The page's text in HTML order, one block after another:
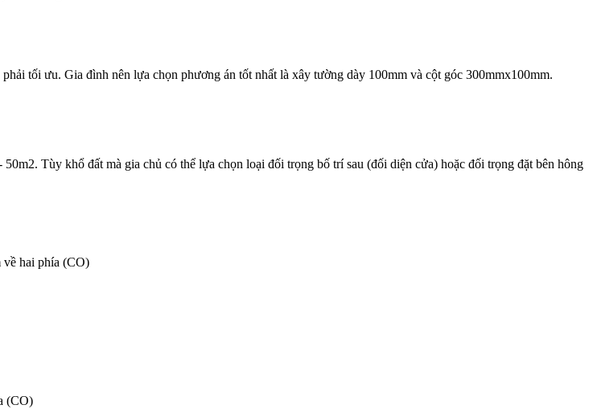
tối ưu. Gia đình nên lựa chọn phương án tốt nhất là xây tường dày 100mm và cột góc 300mmx100mm.
Tùy khổ đất mà gia chủ có thể lựa chọn loại đối trọng bố trí sau (đối diện cửa) hoặc đối trọng đặt bên hông
về hai phía (CO)
(CO)